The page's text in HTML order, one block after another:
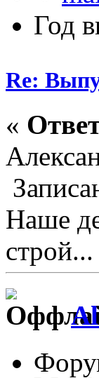
Год
Re:
«
Наше
строй...